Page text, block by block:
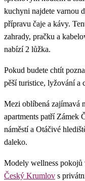
kuchyni najdete varnou
přípravu čaje a kávy.
zahrady, pračku a
nabízí 2 lůžka.
Pokud budete chtít
pěší turistice, lyžování a
Mezi oblíbená zajímavá
apartments patří
náměstí a Otáčivé
daleko.
Modely wellness
Český Krumlov s